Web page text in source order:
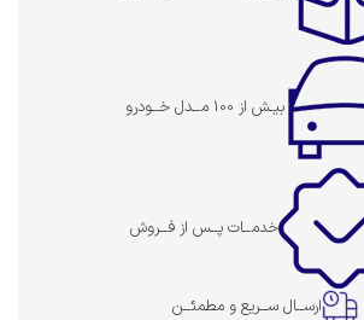
بیـش از 100 مــدل خــودرو
خدمــات پــس از فــروش
ارســال ســریع و مطمئــن